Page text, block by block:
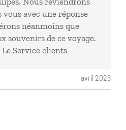
avril 2026
avec une réponse
néanmoins que
souvenirs de ce voyage.
Service clients